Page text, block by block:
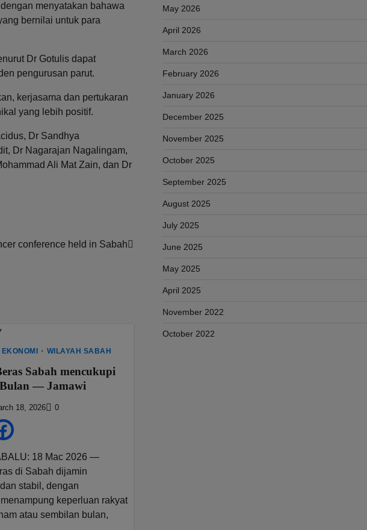
menyatakan bahawa
bernilai untuk para
Dr Gotulis dapat
pengurusan parut.
kerjasama dan pertukaran
yang lebih positif.
Dr Sandhya
Dr Nagarajan Nagalingam,
Ali Mat Zain, dan Dr
conference held in Sabah
EKONOMI WILAYAH SABAH
Sabah mencukupi
— Jamawi
18, 2026 0
18 Mac 2026 —
di Sabah dijamin
stabil, dengan
keperluan rakyat
atau sembilan bulan,
May 2026
April 2026
March 2026
February 2026
January 2026
December 2025
November 2025
October 2025
September 2025
August 2025
July 2025
June 2025
May 2025
April 2025
November 2022
October 2022